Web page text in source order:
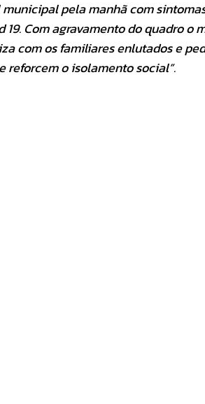
pela manhã com
Com agravamento do quadro o
com os familiares enlutados e
reforcem o isolamento social”.